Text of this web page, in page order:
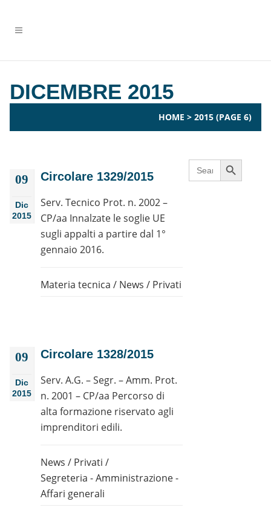
DICEMBRE 2015
HOME > 2015 (PAGE 6)
09
Dic
2015
Circolare 1329/2015
Serv. Tecnico Prot. n. 2002 –
CP/aa Innalzate le soglie UE
sugli appalti a partire dal 1°
gennaio 2016.
Materia tecnica / News / Privati
09
Dic
2015
Circolare 1328/2015
Serv. A.G. – Segr. – Amm. Prot.
n. 2001 – CP/aa Percorso di
alta formazione riservato agli
imprenditori edili.
News / Privati /
Segreteria - Amministrazione -
Affari generali
Search
for:
Search Button